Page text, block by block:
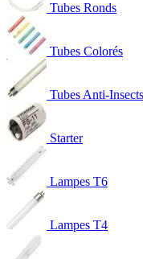
Tubes Ronds
Tubes Colorés
Tubes Anti-Insects
Starter
Lampes T6
Lampes T4